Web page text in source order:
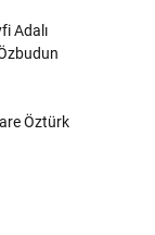
Adalı
Öztürk